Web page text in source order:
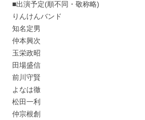
■出演予定(順不同・敬称略)
りんけんバンド
知名定男
仲本興次
玉栄政昭
田場盛信
前川守賢
よなは徹
松田一利
仲宗根創